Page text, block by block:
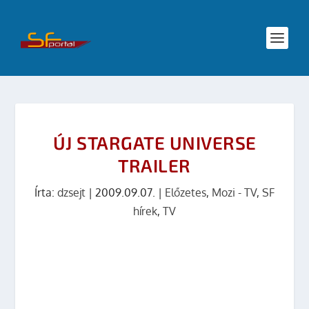
ÚJ STARGATE UNIVERSE
TRAILER
Írta: dzsejt | 2009.09.07. | Előzetes, Mozi - TV, SF
hírek, TV